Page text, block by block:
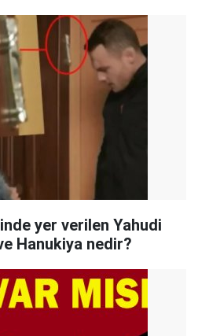
yer verilen Yahudi
Hanukiya nedir?